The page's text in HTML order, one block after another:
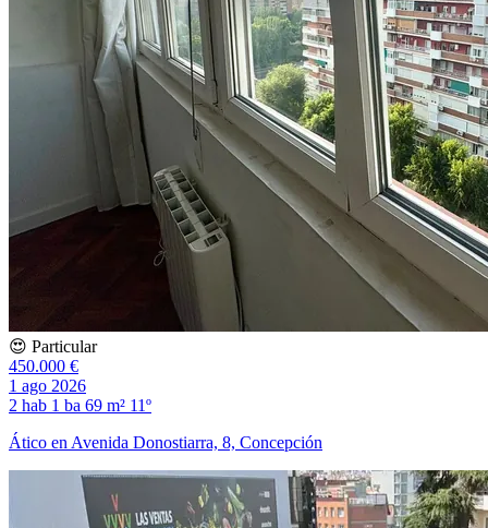
😍 Particular
450.000 €
1 ago 2026
2 hab 1 ba 69 m² 11º
Ático en Avenida Donostiarra, 8, Concepción